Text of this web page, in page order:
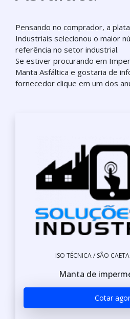
Pensando no comprador, a
Industriais selecionou o maior
referência no setor industrial.
Se estiver procurando em
Manta Asfáltica e gostaria de
fornecedor clique em um dos
ISO TÉCNICA / SÃO
Manta de
Cotar